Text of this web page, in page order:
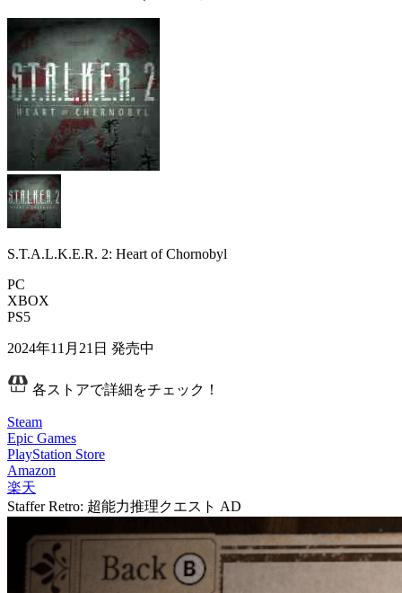
S.T.A.L.K.E.R. 2: Heart of Chornobyl
PC
XBOX
PS5
2024年11月21日 発売中
各ストアで詳細をチェック！
Steam
Epic Games
PlayStation Store
Amazon
楽天
Staffer Retro: 超能力推理クエスト AD